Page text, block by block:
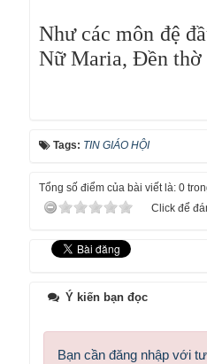
Như các môn đệ
Nữ Maria, Đền thờ
Tags: TIN GIÁO HỘI
Tổng số điểm của bài viết là: 0
Click để
Ý kiến bạn đọc
Bạn cần đăng nhập với